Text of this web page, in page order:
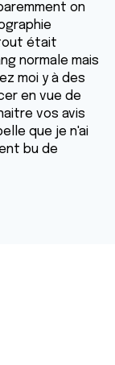
on
tout était
normale mais
moi y à des
en vue de
vos avis
que je n'ai
bu de